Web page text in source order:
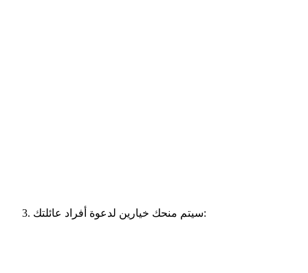
سيتم منحك خيارين لدعوة أفراد عائلتك: